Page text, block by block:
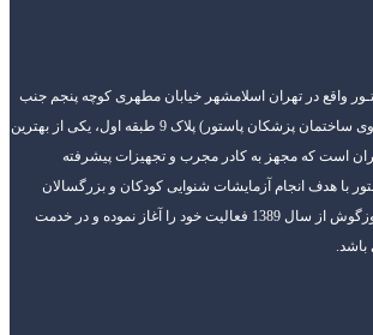
واقع در تهران اسلامشهر خیابان مطهری کوچه پنجم جنب
داروخانه دکتر حاتمی (روبروی ساختمان پزشکان پاستور) پلاک 9 طبقه اول، یکی از بهترین
است که مجهز به کادر مجرب و تجهیزات پیشرفته
با هدف انجام آزمایشات شنوایی کودکان و بزرگسالان
تجویز سمعک و ارزیابی وزوزگوش از سال 1389 فعالیت خود را آغاز نموده و در خدمت
باشد.